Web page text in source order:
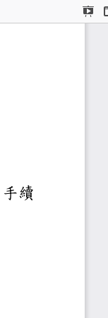
入學
，因